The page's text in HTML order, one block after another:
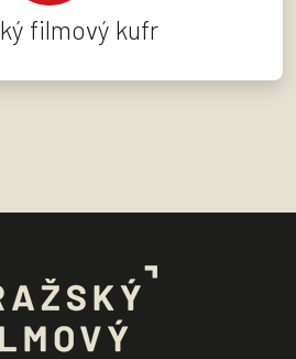
filmový kufr